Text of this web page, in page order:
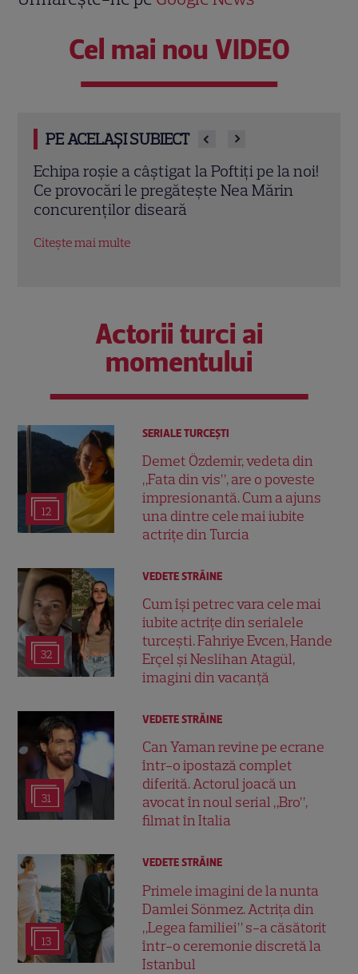
Cel mai nou VIDEO
PE ACELAȘI SUBIECT
Iuliana Pepene, despre viața la ora 3
dimineața: „Nu este întotdeauna ușor”.
Ce sacrificii face prezentatoarea
Actorii turci ai
momentului
12
SERIALE TURCEŞTI
Demet Özdemir, vedeta din
„Fata din vis”, are o poveste
impresionantă. Cum a ajuns
una dintre cele mai iubite
actrițe din Turcia
32
VEDETE STRĂINE
Cum își petrec vara cele mai
iubite actrițe din serialele
turcești. Fahriye Evcen, Hande
Erçel și Neslihan Atagül,
imagini din vacanță
31
VEDETE STRĂINE
Can Yaman revine pe ecrane
într-o ipostază complet
diferită. Actorul joacă un
avocat în noul serial „Bro”,
filmat în Italia
13
VEDETE STRĂINE
Primele imagini de la nunta
Damlei Sönmez. Actrița din
„Legea familiei” s-a căsătorit
într-o ceremonie discretă la
Istanbul